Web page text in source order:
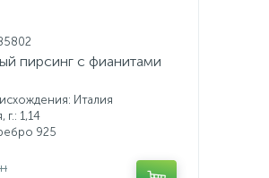
пирсинг с фианитами
Италия
г.: 1,14
925